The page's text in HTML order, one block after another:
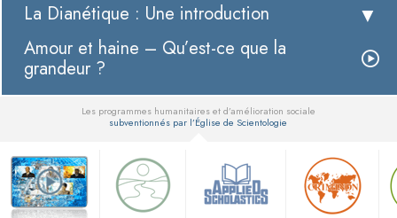
La Dianétique : Une introduction
Amour et haine – Qu’est-ce que la
grandeur ?
Les programmes humanitaires et d’amélioration sociale
subventionnés par l’Église de Scientologie